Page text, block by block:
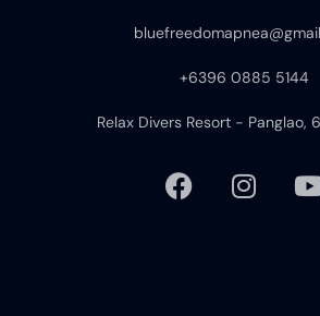
+6396 0885 5144
Relax Divers Resort - Panglao,
F
a
I
n